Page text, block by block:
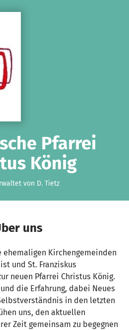
Pfarrei
König
von D. Tietz
uns
ehemaligen Kirchengemeinden
und St. Franziskus
neuen Pfarrei Christus König.
die Erfahrung, dabei Neues
in den letzten
uns, den aktuellen
Zeit gemeinsam zu begegnen